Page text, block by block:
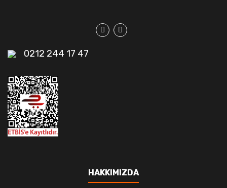
0212 244 17 47
HAKKIMIZDA